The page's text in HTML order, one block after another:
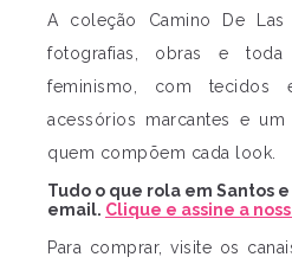
A coleção Camino De
fotografias, obras e
feminismo, com tecidos
acessórios marcantes e
quem compõem cada look.
Tudo o que rola em Santos
email. Clique e assine a
Para comprar, visite os